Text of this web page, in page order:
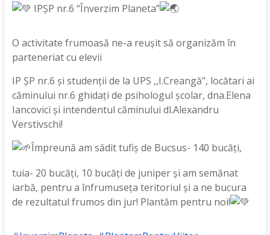
2019;
IPȘP nr.6 “Înverzim Planeta”
O activitate frumoasă ne-a reușit să organizăm în
parteneriat cu elevii
IP ȘP nr.6 și studenții de la UPS ,,I.Creangă”, locătari ai
căminului nr.6 ghidați de psihologul școlar, dna.Elena
Iancovici și intendentul căminului dl.Alexandru
Verstivschi!
Împreună am sădit tufiș de Bucsus- 140 bucăți,
tuia- 20 bucăți, 10 bucăți de juniper și am semănat
iarbă, pentru a înfrumuseța teritoriul și a ne bucura
de rezultatul frumos din jur! Plantăm pentru noi!